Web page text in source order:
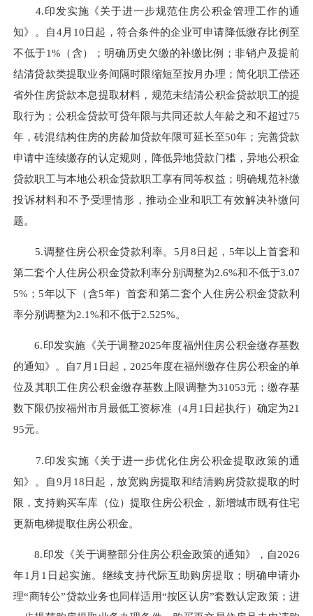
4.印发实施 《关于进一步规范住房公积金管理工作的通
知》
。 自4月10日起，符合条件的企业可申请降低缴存比例至
不低于1%（含）； 明确 历史欠缴的补缴比例；非销户及提前
结清贷款类提取业务间隔时限缩短至按月办理； 简化职工偿还
省外住房贷款本息提取材料 ， 规范未结清公积金贷款职工的提
取行为 ； 公积金贷款可贷年限与共同还款人年龄之和不超过75
年，砖混结构住房的房龄加贷款年限可延长至50年 ； 完善贷款
申请中连续缴存的认定规则，降低异地贷款门槛，异地公积金
贷款职工与本地公积金贷款职工享有同等权益 ；明确规范补缴
投诉材料和不予受理情形，推动企业和职工有效解决补缴问
题。
5.调整住房公积金贷款利率。 5月8日起，5年以上首套和
第二套个人住房公积金贷款利率分别调整为2.6%和不低于3.07
5%；5年以下（含5年）首套和第二套个人住房公积金贷款利
率分别调整为2.1%和不低于2.525%。
6.印发实施 《关于调整2025年度福州住房公积金缴存基数
的通知》 。 自7月1日起 ， 2025年度在福州缴存住房公积金的单
位及其职工住房公积金缴存基数上限调整为31053元 ； 缴存基
数下限仍按福州市月最低工资标准（4月1日起执行）确定为21
95元。
7.印发实施 《关于进一步优化住房公积金提取政策的通
知》
。 自9 月 18日起 ，放宽购房提取和结清购房贷款提取的时
限，支持购买车库（位）提取住房公积金 ，新增城市既有住宅
更新电梯提取住房公积金。
8.印发 《关于调整部分住房公积金政策的通知》 ，自2026
年1月1日起实施。 继续支持代际互助购房提取；明确申请办
理“商转公”贷款业务也同样适用“按区认房”套数认定政策； 进